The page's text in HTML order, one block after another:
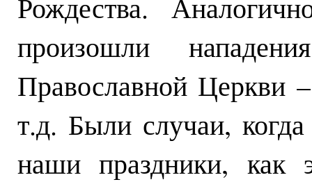
произошли
Православной
т.д. Были случаи,
наши праздники,